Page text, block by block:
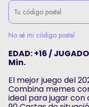
No sé mi código postal
EDAD: +16 /
Min.
El mejor juego del
Combina memes
ideal para jugar con